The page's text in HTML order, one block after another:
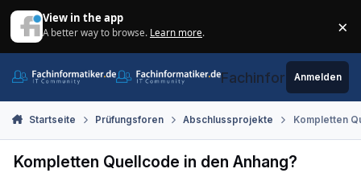
View in the app
A better way to browse. Learn more. ×
Fachinformatiker.de
Anmelden
Startseite Prüfungsforen Abschlussprojekte Kompletten
Kompletten Quellcode in den Anhang?